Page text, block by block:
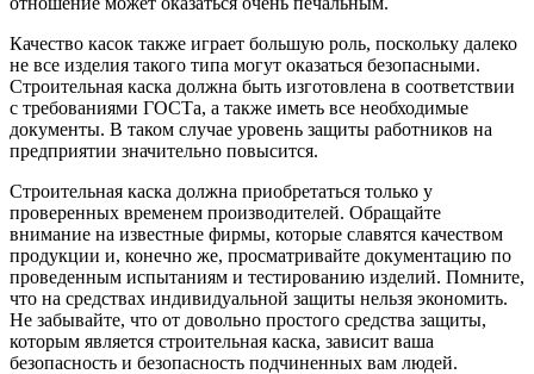
Качество касок также играет большую роль, поскольку далеко
не все изделия такого типа могут оказаться безопасными.
Строительная каска должна быть изготовлена в соответствии
с требованиями ГОСТа, а также иметь все необходимые
документы. В таком случае уровень защиты работников на
предприятии значительно повысится.
Строительная каска должна приобретаться только у
проверенных временем производителей. Обращайте
внимание на известные фирмы, которые славятся качеством
продукции и, конечно же, просматривайте документацию по
проведенным испытаниям и тестированию изделий. Помните,
что на средствах индивидуальной защиты нельзя экономить.
Не забывайте, что от довольно простого средства защиты,
которым является строительная каска, зависит ваша
безопасность и безопасность подчиненных вам людей.